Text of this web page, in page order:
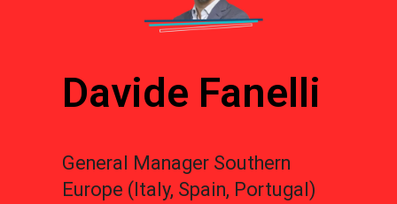
Davide Fanelli
General Manager Southern
Europe (Italy, Spain, Portugal)